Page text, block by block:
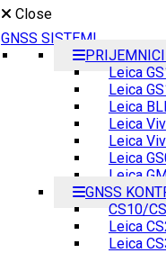
Close
GNSS SISTEMI
Leica
Leica
Leica
Leica
Leica
Leica
Leica
GNSS
CS10/
Leica
Leica